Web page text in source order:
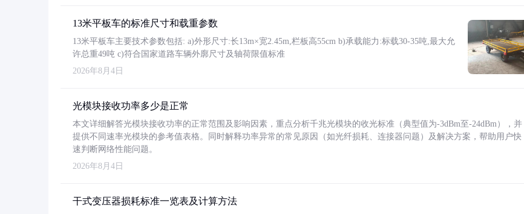
13米平板车的标准尺寸和载重参数
13米平板车主要技术参数包括: a)外形尺寸:长13m×宽2.45m,栏板高55cm b)承载能力:标载30-35吨,最大允
许总重49吨 c)符合国家道路车辆外廓尺寸及轴荷限值标准
2026年8月4日
光模块接收功率多少是正常
本文详细解答光模块接收功率的正常范围及影响因素，重点分析千兆光模块的收光标准（典型值为-3dBm至-24dBm），并
提供不同速率光模块的参考值表格。同时解释功率异常的常见原因（如光纤损耗、连接器问题）及解决方案，帮助用户快
速判断网络性能问题。
2026年8月4日
干式变压器损耗标准一览表及计算方法